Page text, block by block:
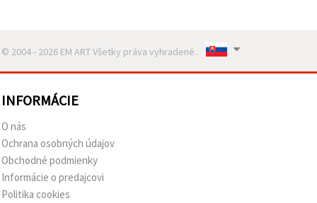
© 2004 - 2026 EM ART Všetky práva vyhradené..
INFORMÁCIE
O nás
Ochrana osobných údajov
Obchodné podmienky
Informácie o predajcovi
Politika cookies